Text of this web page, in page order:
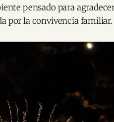
pensado para
por la convivencia familiar.